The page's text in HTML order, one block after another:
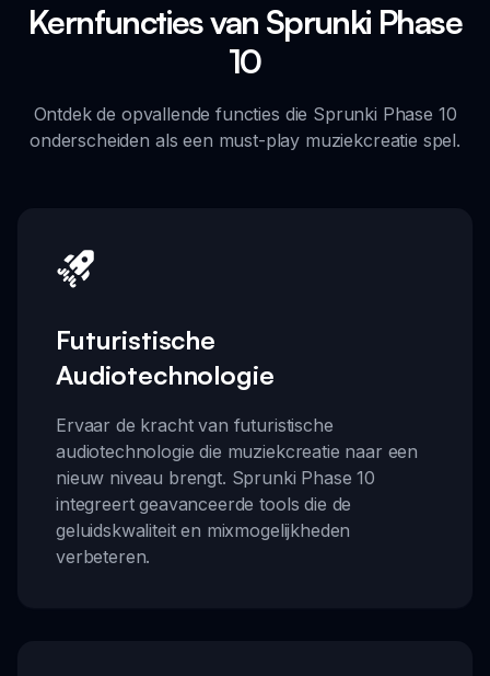
Kernfuncties van Sprunki Phase
10
Ontdek de opvallende functies die Sprunki Phase 10
onderscheiden als een must-play muziekcreatie spel.
Futuristische
Audiotechnologie
Ervaar de kracht van futuristische
audiotechnologie die muziekcreatie naar een
nieuw niveau brengt. Sprunki Phase 10
integreert geavanceerde tools die de
geluidskwaliteit en mixmogelijkheden
verbeteren.